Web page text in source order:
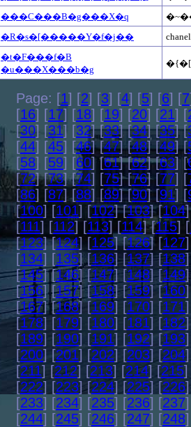
���C���B�g���X�q
�R�s�[�����Y�f�j��
�t�F���f�B
�u���X���b�g
Page: [1] [2] [3] [4] [5] [6] [7
[16] [17] [18] [19] [20] [21] [
[30] [31] [32] [33] [34] [35] [
[44] [45] [46] [47] [48] [49] [
[58] [59] [60] [61] [62] [63] [
[72] [73] [74] [75] [76] [77] [
[86] [87] [88] [89] [90] [91] [
[100] [101] [102] [103] [104
[111] [112] [113] [114] [115] [
[123] [124] [125] [126] [127
[134] [135] [136] [137] [138
[145] [146] [147] [148] [149
[156] [157] [158] [159] [160
[167] [168] [169] [170] [171
[178] [179] [180] [181] [182
[189] [190] [191] [192] [193
[200] [201] [202] [203] [204
[211] [212] [213] [214] [215]
[222] [223] [224] [225] [226
[233] [234] [235] [236] [237
[244] [245] [246] [247] [248